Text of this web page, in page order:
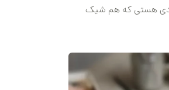
هستی که هم شیک